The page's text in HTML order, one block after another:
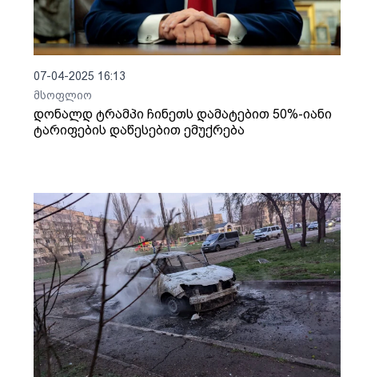
07-04-2025 16:13
მსოფლიო
დონალდ ტრამპი ჩინეთს დამატებით 50%-იანი
ტარიფების დაწესებით ემუქრება